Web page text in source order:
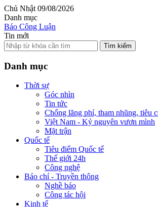
Chủ Nhật 09/08/2026
Danh mục
Báo Công Luận
Tin mới
Tìm kiếm
Danh mục
Thời sự
Góc nhìn
Tin tức
Chống lãng phí, tham nhũng, tiêu
Việt Nam - Kỷ nguyên vươn mình
Mặt trận
Quốc tế
Tiêu điểm Quốc tế
Thế giới 24h
Công nghệ
Báo chí - Truyền thông
Nghề báo
Công tác hội
Kinh tế